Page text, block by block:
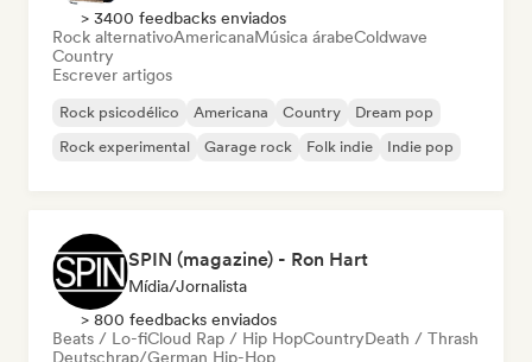
> 3400 feedbacks enviados
Rock alternativoAmericanaMúsica árabeColdwave
Country
Escrever artigos
Rock psicodélico Americana Country
Dream pop
Rock experimental
Garage rock Folk indie Indie pop
SPIN (magazine) - Ron Hart
Mídia/Jornalista
> 800 feedbacks enviados
Beats / Lo-fiCloud Rap / Hip HopCountryDeath / Thrash
Deutschrap/German Hip-Hop